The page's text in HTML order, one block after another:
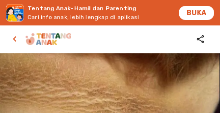
Tentang Anak-Hamil dan Parenting
Cari info anak, lebih lengkap di aplikasi
BUKA